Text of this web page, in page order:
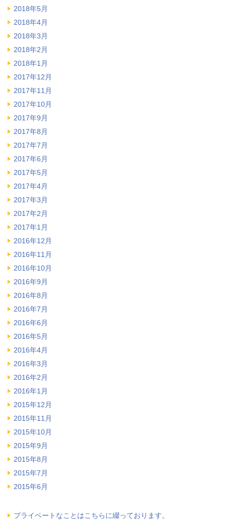
2018年5月
2018年4月
2018年3月
2018年2月
2018年1月
2017年12月
2017年11月
2017年10月
2017年9月
2017年8月
2017年7月
2017年6月
2017年5月
2017年4月
2017年3月
2017年2月
2017年1月
2016年12月
2016年11月
2016年10月
2016年9月
2016年8月
2016年7月
2016年6月
2016年5月
2016年4月
2016年3月
2016年2月
2016年1月
2015年12月
2015年11月
2015年10月
2015年9月
2015年8月
2015年7月
2015年6月
プライベートなことはこちらに綴っております。